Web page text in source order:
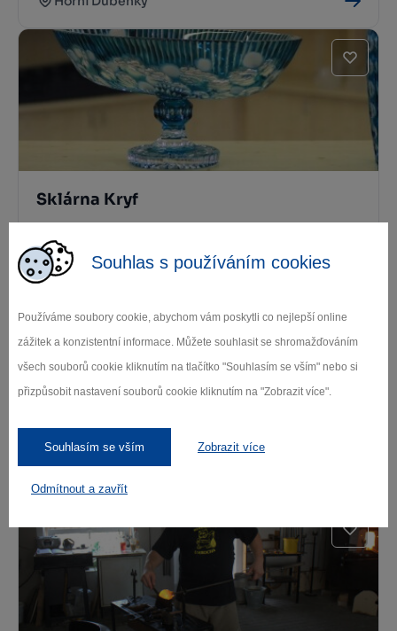
Souhlas s používáním cookies
Používáme soubory cookie, abychom vám poskytli co nejlepší online
zážitek a konzistentní informace. Můžete souhlasit se shromažďováním
všech souborů cookie kliknutím na tlačítko "Souhlasím se vším" nebo si
přizpůsobit nastavení souborů cookie kliknutím na "Zobrazit více".
Souhlasím se vším Zobrazit více
Odmítnout a zavřít
Sklárna Kryf
Jihlava